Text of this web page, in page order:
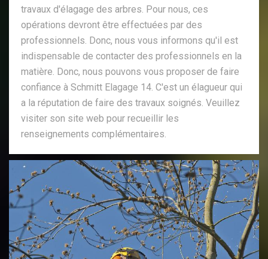
travaux d'élagage des arbres. Pour nous, ces
opérations devront être effectuées par des
professionnels. Donc, nous vous informons qu'il est
indispensable de contacter des professionnels en la
matière. Donc, nous pouvons vous proposer de faire
confiance à Schmitt Elagage 14. C'est un élagueur qui
a la réputation de faire des travaux soignés. Veuillez
visiter son site web pour recueillir les
renseignements complémentaires.